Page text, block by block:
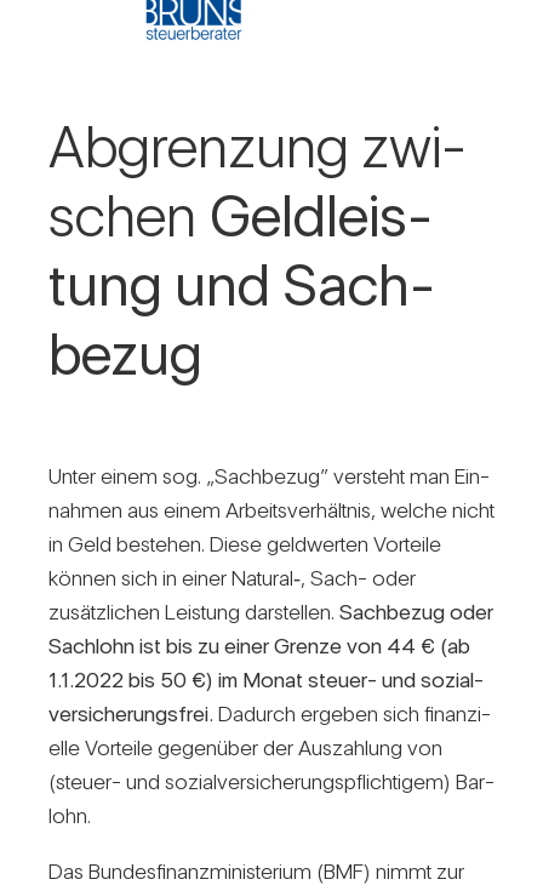
Abgren­zung zwi­
schen Geld­leis­
tung und Sach­
bezug
Unter einem sog. „Sach­bezug” ver­steht man Ein­
nahmen aus einem Arbeits­ver­hältnis, welche nicht
in Geld bestehen. Diese geld­werten Vor­teile
können sich in einer Natural‑, Sach- oder
zusätz­li­chen Leis­tung dar­stellen. Sach­bezug oder
Sach­lohn ist bis zu einer Grenze von 44 € (ab
1.1.2022 bis 50 €) im Monat steuer- und sozi­al­
ver­si­che­rungs­frei. Dadurch ergeben sich finan­zi­
elle Vor­teile gegen­über der Aus­zah­lung von
(steuer- und sozi­al­ver­si­che­rungs­pflich­tigem) Bar­
lohn.
Das Bun­des­fi­nanz­mi­nis­te­rium (BMF) nimmt zur